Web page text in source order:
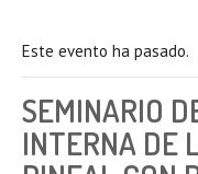
Este evento ha pasado.
SEMINARIO
INTERNA DE